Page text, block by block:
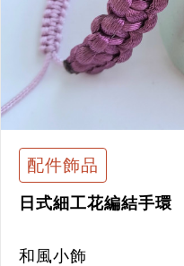
配件飾品
日式細工花編結手環
和風小飾